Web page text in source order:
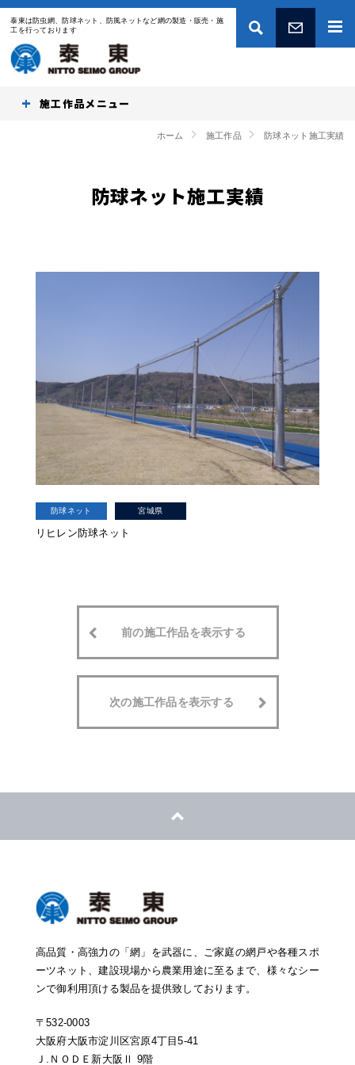
泰東は防虫網、防球ネット、防風ネットなど網の製造・販売・施
工を行っております
施工作品
ホーム 施工作品 防球ネット施工実績
防球ネット施工実績
防球ネット 宮城県
リヒレン防球ネット
前の施工作品を表示する
次の施工作品を表示する
高品質・高強力の「網」を武器に、ご家庭の網戸や各種スポ
ーツネット、建設現場から農業用途に至るまで、様々なシー
ンで御利用頂ける製品を提供致しております。
〒532-0003
大阪府大阪市淀川区宮原4丁目5-41
Ｊ.ＮＯＤＥ新大阪Ⅱ 9階